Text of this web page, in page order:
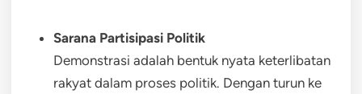
Sarana Partisipasi Politik
Demonstrasi adalah bentuk nyata keterlibatan
rakyat dalam proses politik. Dengan turun ke